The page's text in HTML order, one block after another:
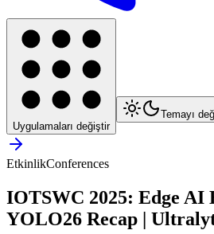
Uygulamaları değiştir
Temayı
EtkinlikConferences
IOTSWC 2025: Edge AI
YOLO26 Recap |